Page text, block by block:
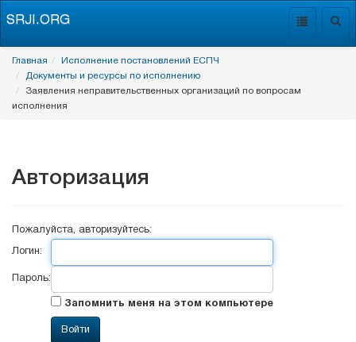
Toggle
SRJI.ORG
Главная
Исполнение постановлений ЕСПЧ
Документы и ресурсы по исполнению
Заявления неправительственных организаций по вопросам
исполнения
Авторизация
Пожалуйста, авторизуйтесь:
Логин:
Пароль:
Запомнить меня на этом компьютере